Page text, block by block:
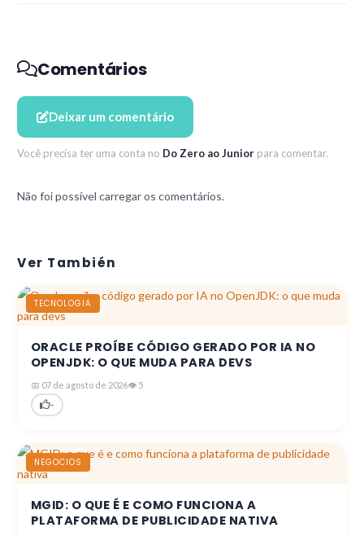
Comentários
Deixar um comentário
Você precisa ter uma conta no Do Zero ao Junior para comentar.
Não foi possível carregar os comentários.
Ver También
TECNOLOGIA
ORACLE PROÍBE CÓDIGO GERADO POR IA NO
OPENJDK: O QUE MUDA PARA DEVS
📅 07 de agosto de 2026👁 5
-
NEGOCIOS
MGID: O QUE É E COMO FUNCIONA A
PLATAFORMA DE PUBLICIDADE NATIVA